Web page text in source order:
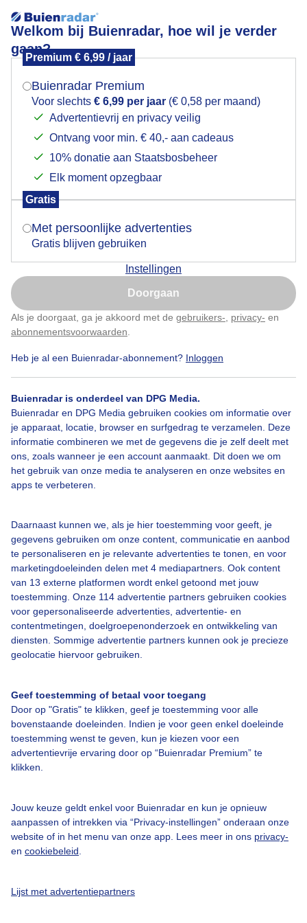
Welkom bij Buienradar, hoe wil je verder
gaan?
Premium € 6,99 / jaar
Buienradar Premium
Voor slechts € 6,99 per jaar (€ 0,58 per maand)
Advertentievrij en privacy veilig
Ontvang voor min. € 40,- aan cadeaus
10% donatie aan Staatsbosbeheer
Elk moment opzegbaar
Gratis
Met persoonlijke advertenties
Gratis blijven gebruiken
Instellingen
Doorgaan
Als je doorgaat, ga je akkoord met de gebruikers- privacy- en
abonnementsvoorwaarden
Heb je al een Buienradar-abonnement? Inloggen
Buienradar is onderdeel van DPG Media.
Buienradar en DPG Media gebruiken cookies om informatie over
je apparaat, locatie, browser en surfgedrag te verzamelen. Deze
informatie combineren we met de gegevens die je zelf deelt met
ons, zoals wanneer je een account aanmaakt. Dit doen we om
het gebruik van onze media te analyseren en onze websites en
apps te verbeteren.
Daarnaast kunnen we, als je hier toestemming voor geeft, je
gegevens gebruiken om onze content, communicatie en aanbod
te personaliseren en je relevante advertenties te tonen, en voor
marketingdoeleinden delen met 4 mediapartners. Ook content
van 13 externe platformen wordt enkel getoond met jouw
toestemming. Onze 114 advertentie partners gebruiken cookies
voor gepersonaliseerde advertenties, advertentie- en
contentmetingen, doelgroepenonderzoek en ontwikkeling van
diensten. Sommige advertentie partners kunnen ook je precieze
geolocatie hiervoor gebruiken.
Geef toestemming of betaal voor toegang
Door op "Gratis" te klikken, geef je toestemming voor alle
bovenstaande doeleinden. Indien je voor geen enkel doeleinde
toestemming wenst te geven, kun je kiezen voor een
advertentievrije ervaring door op “Buienradar Premium” te
klikken.
Jouw keuze geldt enkel voor Buienradar en kun je opnieuw
aanpassen of intrekken via “Privacy-instellingen” onderaan onze
website of in het menu van onze app. Lees meer in ons privacy-
en cookiebeleid
Lijst met advertentiepartners
IJskoude, nevelachtige zonsopkomst
Door: Nicky Wagenvoort Gemaakt: 02-02-2025, 80x bekeken
Een moment geduld aub...
Over Buienradar
Bedrijfsgegevens
Veelgestelde vragen
Contact
Gebruikersvoorwaarden
Adverteren
Buienradar Team
Privacy beleid
Privacy instellingen
Gratis weerdata
Buienradar
Mogen we je locatie gebruiken voor het
Indien je hier nog geen akkoord op hebt gegeven,
verschijnt er zo een pop-up uit je browser waarin
Is goed, toon de popup
Nu niet, misschien later
Klik hierom dit aan te passen